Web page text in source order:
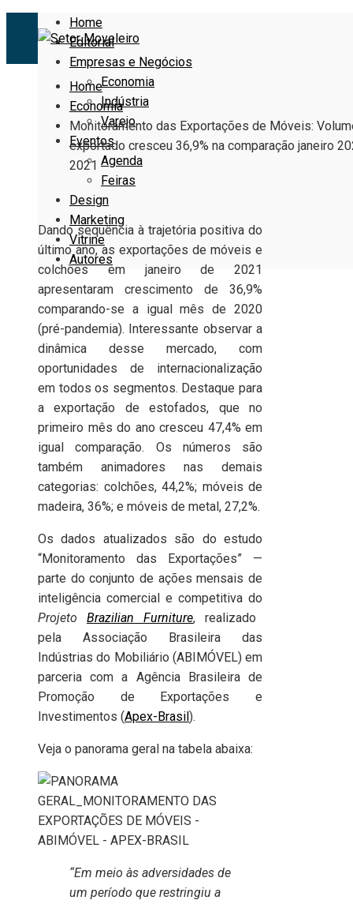
Home
Editorial
Empresas e Negócios
Economia
Indústria
Varejo
Eventos
Agenda
Feiras
Design
Marketing
Vitrine
Autores
Home
Economia
Monitoramento das Exportações de Móveis:
exportado cresceu 36,9% na comparação janeiro
2021
Dando sequência à trajetória positiva do
último ano, as exportações de móveis e
colchões em janeiro de 2021
apresentaram crescimento de 36,9%
comparando-se a igual mês de 2020
(pré-pandemia). Interessante observar a
dinâmica desse mercado, com
oportunidades de internacionalização
em todos os segmentos. Destaque para
a exportação de estofados, que no
primeiro mês do ano cresceu 47,4% em
igual comparação. Os números são
também animadores nas demais
categorias: colchões, 44,2%; móveis de
madeira, 36%; e móveis de metal, 27,2%.
Os dados atualizados são do estudo
“Monitoramento das Exportações” —
parte do conjunto de ações mensais de
inteligência comercial e competitiva do
ProjetoBrazilian Furniture, realizado
pela Associação Brasileira das
Indústrias do Mobiliário (ABIMÓVEL) em
parceria com a Agência Brasileira de
Promoção de Exportações e
Investimentos (Apex-Brasil).
Veja o panorama geral na tabela abaixa:
“Em meio às adversidades de
um período que restringiu a